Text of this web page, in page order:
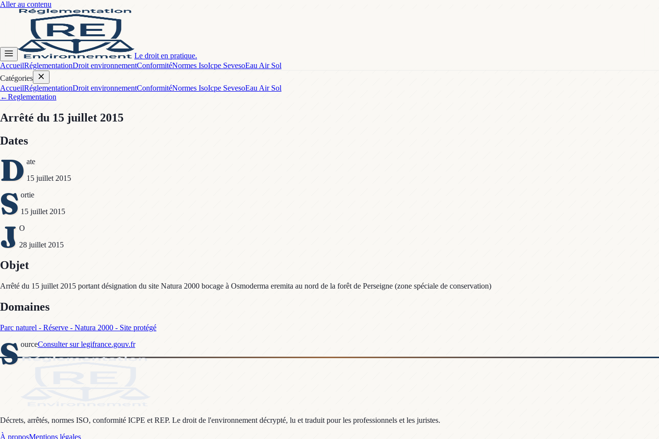
Aller au contenu
Le droit en pratique.
AccueilRéglementationDroit environnementConformitéNormes IsoIcpe SevesoEau Air Sol
Catégories
AccueilRéglementationDroit environnementConformitéNormes IsoIcpe SevesoEau Air Sol
←Reglementation
Arrêté du 15 juillet 2015
Dates
D ate
15 juillet 2015
S ortie
15 juillet 2015
J O
28 juillet 2015
Objet
Arrêté du 15 juillet 2015 portant désignation du site Natura 2000 bocage à Osmoderma eremita au nord de la forêt de Perseigne (zone spéciale de conservation)
Domaines
Parc naturel - Réserve - Natura 2000 - Site protégé
S ourceConsulter sur legifrance.gouv.fr
Décrets, arrêtés, normes ISO, conformité ICPE et REP. Le droit de l'environnement décrypté, lu et traduit pour les professionnels et les juristes.
À proposMentions légales